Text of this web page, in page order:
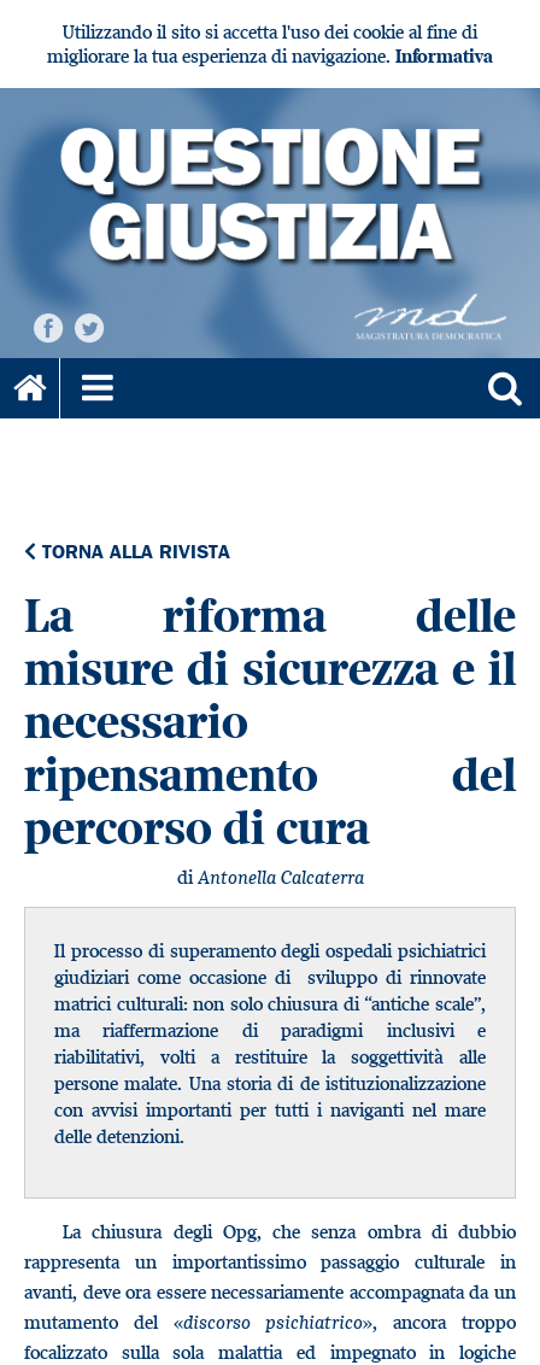
Utilizzando il sito si accetta l'uso dei cookie al fine di
migliorare la tua esperienza di navigazione. Informativa
TORNA ALLA RIVISTA
La riforma delle
misure di sicurezza e il
necessario
ripensamento del
percorso di cura
diAntonella Calcaterra
Il processo di superamento degli ospedali psichiatrici
giudiziari come occasione di sviluppo di rinnovate
matrici culturali: non solo chiusura di “antiche scale”,
ma riaffermazione di paradigmi inclusivi e
riabilitativi, volti a restituire la soggettività alle
persone malate. Una storia di de istituzionalizzazione
con avvisi importanti per tutti i naviganti nel mare
delle detenzioni.
La chiusura degli Opg, che senza ombra di dubbio
rappresenta un importantissimo passaggio culturale in
avanti, deve ora essere necessariamente accompagnata da un
mutamento del «discorso psichiatrico», ancora troppo
focalizzato sulla sola malattia ed impegnato in logiche